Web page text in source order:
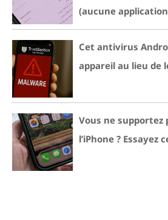
(aucune
Cet antivirus
appareil au lieu de
Vous ne supportez
l’iPhone ? Essayez